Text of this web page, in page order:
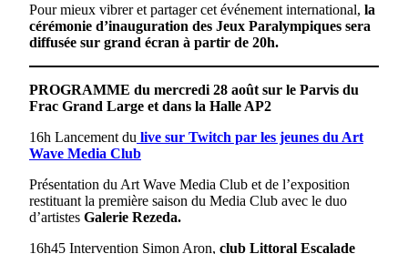
Pour mieux vibrer et partager cet événement international, la
cérémonie d’inauguration des Jeux Paralympiques sera
diffusée sur grand écran à partir de 20h.
PROGRAMME du mercredi 28 août sur le Parvis du
Frac Grand Large et dans la Halle AP2
16h Lancement du live sur Twitch par les jeunes du Art
Wave Media Club
Présentation du Art Wave Media Club et de l’exposition
restituant la première saison du Media Club avec le duo
d’artistes Galerie Rezeda.
16h45 Intervention Simon Aron, club Littoral Escalade